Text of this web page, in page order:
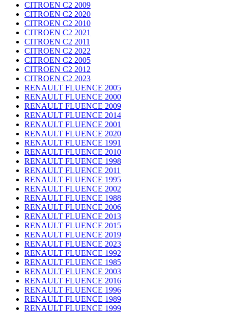
CITROEN C2 2009
CITROEN C2 2020
CITROEN C2 2010
CITROEN C2 2021
CITROEN C2 2011
CITROEN C2 2022
CITROEN C2 2005
CITROEN C2 2012
CITROEN C2 2023
RENAULT FLUENCE 2005
RENAULT FLUENCE 2000
RENAULT FLUENCE 2009
RENAULT FLUENCE 2014
RENAULT FLUENCE 2001
RENAULT FLUENCE 2020
RENAULT FLUENCE 1991
RENAULT FLUENCE 2010
RENAULT FLUENCE 1998
RENAULT FLUENCE 2011
RENAULT FLUENCE 1995
RENAULT FLUENCE 2002
RENAULT FLUENCE 1988
RENAULT FLUENCE 2006
RENAULT FLUENCE 2013
RENAULT FLUENCE 2015
RENAULT FLUENCE 2019
RENAULT FLUENCE 2023
RENAULT FLUENCE 1992
RENAULT FLUENCE 1985
RENAULT FLUENCE 2003
RENAULT FLUENCE 2016
RENAULT FLUENCE 1996
RENAULT FLUENCE 1989
RENAULT FLUENCE 1999